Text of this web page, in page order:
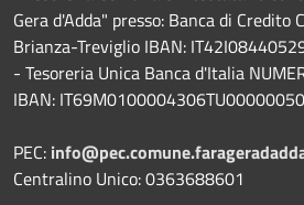
Gera d'Adda" presso: Banca di Credito
Brianza-Treviglio IBAN:
- Tesoreria Unica Banca d'Italia
IBAN:
PEC:
Centralino Unico: 0363688601